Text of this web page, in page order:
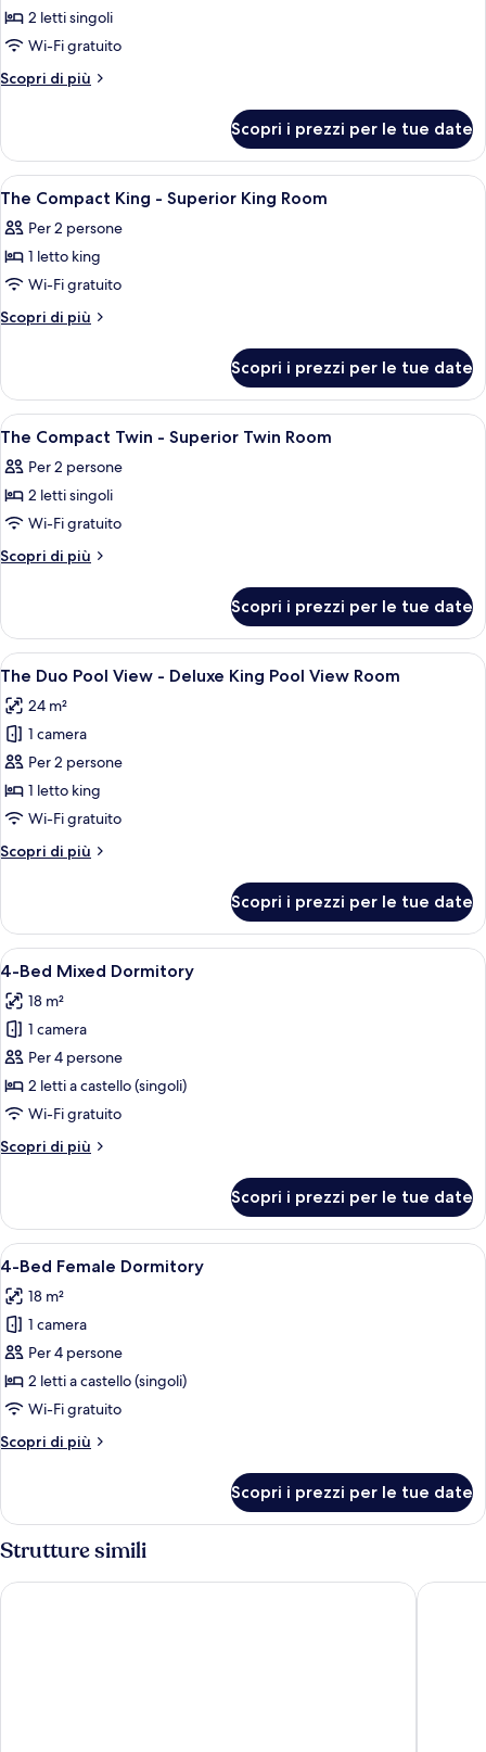
Room
foto
per
The
-
Deluxe
Twin
Room
2 letti singoli
Wi-Fi gratuito
Scopri di più
Altri
Duo
Twin
-
Twin
Room
Scopri i prezzi per le tue date
Apri
tutte
le
foto
per
The
-
Superior
King
Room
Una camera d'albergo con un letto,
5
The Compact King - Superior King Room
Per 2 persone
1 letto king
Wi-Fi gratuito
Scopri di più
Altri
Compact
King
-
King
Room
Scopri i prezzi per le tue date
Apri
tutte
le
foto
per
The
-
Superior
Twin
Room
Una camera d'albergo con due letti,
5
The Compact Twin - Superior Twin Room
Per 2 persone
2 letti singoli
Wi-Fi gratuito
Scopri di più
Altri
Compact
Twin
-
Twin
Room
Scopri i prezzi per le tue date
Apri
tutte
le
foto
per
The
Duo
View
King
Pool
View
Room
Una camera d'albergo con un letto
15
The Duo Pool View - Deluxe King Pool View Room
24 m²
1 camera
Per 2 persone
1 letto king
Wi-Fi gratuito
Scopri di più
Altri
Duo
Pool
View
Deluxe
King
Pool
View
Room
Scopri i prezzi per le tue date
Apri
tutte
le
foto
per
4-
Bed
Dormitory
Una camera in stile dormitorio con
20
4-Bed Mixed Dormitory
18 m²
1 camera
Per 4 persone
2 letti a castello (singoli)
Wi-Fi gratuito
Scopri di più
Altri
Bed
Mixed
Dormitory
Scopri i prezzi per le tue date
Apri
tutte
le
foto
per
4-
Bed
Dormitory
Una camera del dormitorio con letti
17
4-Bed Female Dormitory
18 m²
1 camera
Per 4 persone
2 letti a castello (singoli)
Wi-Fi gratuito
Scopri di più
Altri
Bed
Female
Dormitory
Scopri i prezzi per le tue date
Strutture simili
BearPacker Patong Hostel Mad